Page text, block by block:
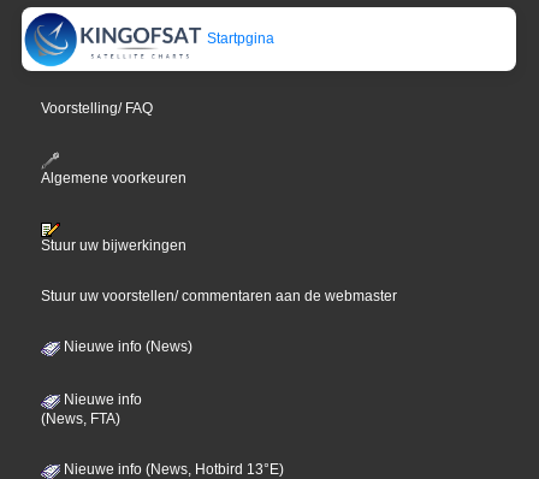
Startpgina
Voorstelling/ FAQ
Algemene voorkeuren
Stuur uw bijwerkingen
Stuur uw voorstellen/ commentaren aan de webmaster
Nieuwe info (News)
Nieuwe info
(News, FTA)
Nieuwe info (News, Hotbird 13°E)